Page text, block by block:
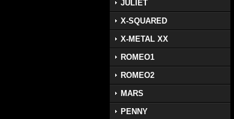
JULIET
X-SQUARED
X-METAL XX
ROMEO1
ROMEO2
MARS
PENNY